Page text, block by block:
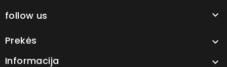
follow us 
Prekės 
Informacija 